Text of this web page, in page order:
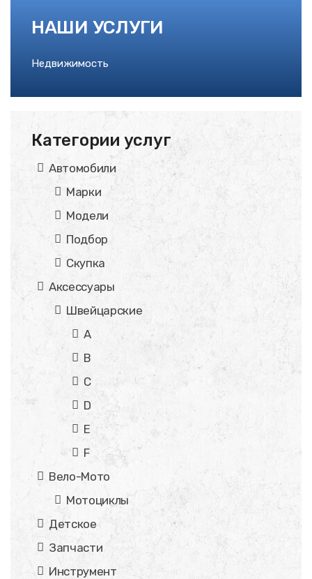
НАШИ УСЛУГИ
Недвижимость
Категории услуг
Автомобили
Марки
Модели
Подбор
Скупка
Аксессуары
Швейцарские
A
B
C
D
E
F
Вело-Мото
Мотоциклы
Детское
Запчасти
Инструмент